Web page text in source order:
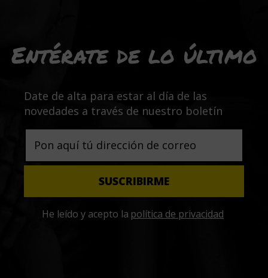
Entérate de lo último
Date de alta para estar al día de las
novedades a través de nuestro boletín
He leído y acepto la política de privacidad